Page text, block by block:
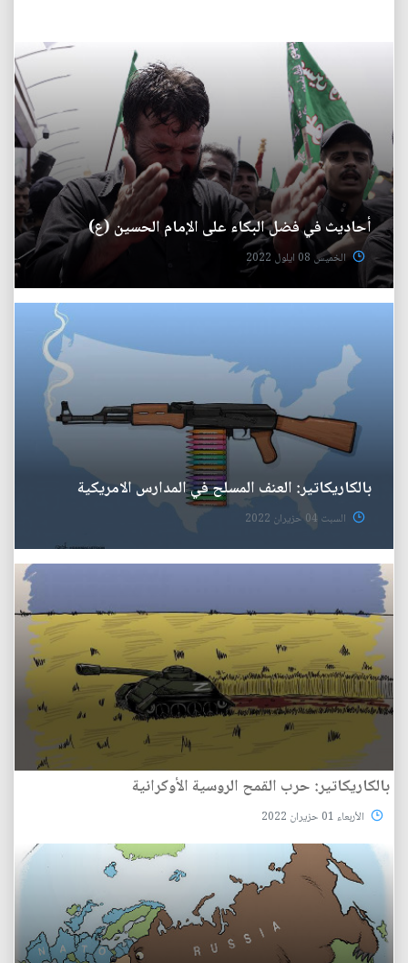
أحاديث في فضل البكاء على الإمام الحسين (ع)
الخميس 08 ايلول 2022
بالكاريكاتير: العنف المسلح في المدارس الامريكية
السبت 04 حزيران 2022
بالكاريكاتير: حرب القمح الروسية الأوكرانية
الأربعاء 01 حزيران 2022